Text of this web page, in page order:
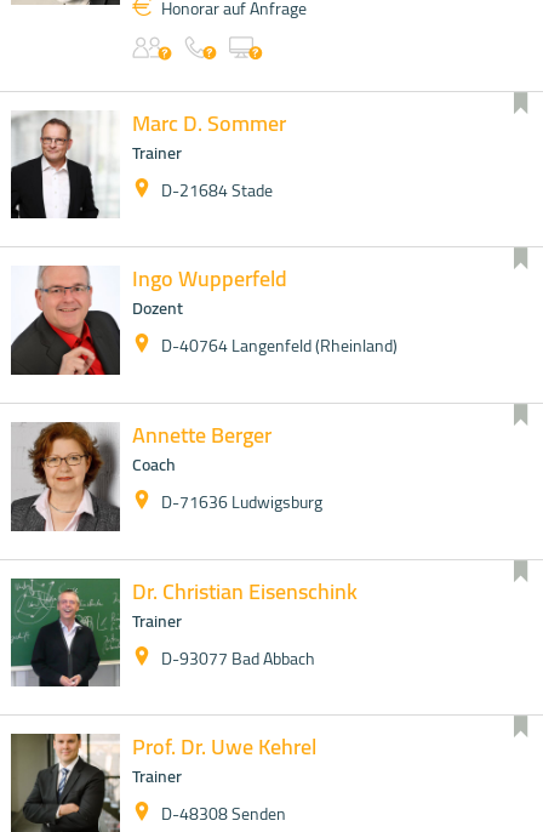
Honorar auf Anfrage
Marc D. Sommer
Trainer
D-21684 Stade
Ingo Wupperfeld
Dozent
D-40764 Langenfeld (Rheinland)
Annette Berger
Coach
D-71636 Ludwigsburg
Dr. Christian Eisenschink
Trainer
D-93077 Bad Abbach
Prof. Dr. Uwe Kehrel
Trainer
D-48308 Senden